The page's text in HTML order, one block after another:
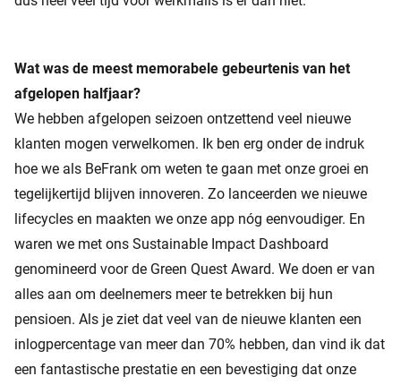
Wat was de meest memorabele gebeurtenis van het
afgelopen halfjaar?
We hebben afgelopen seizoen ontzettend veel nieuwe
klanten mogen verwelkomen. Ik ben erg onder de indruk
hoe we als BeFrank om weten te gaan met onze groei en
tegelijkertijd blijven innoveren. Zo lanceerden we nieuwe
lifecycles en maakten we onze app nóg eenvoudiger. En
waren we met ons Sustainable Impact Dashboard
genomineerd voor de Green Quest Award. We doen er van
alles aan om deelnemers meer te betrekken bij hun
pensioen. Als je ziet dat veel van de nieuwe klanten een
inlogpercentage van meer dan 70% hebben, dan vind ik dat
een fantastische prestatie en een bevestiging dat onze